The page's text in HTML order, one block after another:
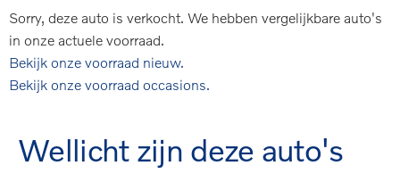
Sorry, deze auto is verkocht. We hebben vergelijkbare auto's
in onze actuele voorraad.
Bekijk onze voorraad nieuw.
Bekijk onze voorraad occasions.
Wellicht zijn deze auto's